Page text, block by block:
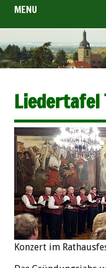
MENU
Liedertafel
Konzert im